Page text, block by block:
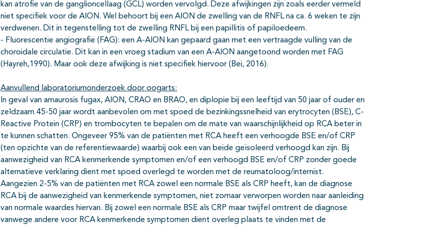
kan atrofie van de ganglioncellaag (GCL) worden vervolgd. Deze afwijkingen zijn zoals eerder vermeld
niet specifiek voor de AION. Wel behoort bij een AION de zwelling van de RNFL na ca. 6 weken te zijn
verdwenen. Dit in tegenstelling tot de zwelling RNFL bij een papillitis of papiloedeem.
- Fluorescentie angiografie (FAG): een A-AION kan gepaard gaan met een vertraagde vulling van de
choroidale circulatie. Dit kan in een vroeg stadium van een A-AION aangetoond worden met FAG
(Hayreh,1990). Maar ook deze afwijking is niet specifiek hiervoor (Bei, 2016).
Aanvullend laboratoriumonderzoek door oogarts:
In geval van amaurosis fugax, AION, CRAO en BRAO, en diplopie bij een leeftijd van 50 jaar of ouder en
zeldzaam 45-50 jaar wordt aanbevolen om met spoed de bezinkingssnelheid van erytrocyten (BSE), C-
Reactive Protein (CRP) en trombocyten te bepalen om de mate van waarschijnlijkheid op RCA beter in
te kunnen schatten. Ongeveer 95% van de patiënten met RCA heeft een verhoogde BSE en/of CRP
(ten opzichte van de referentiewaarde) waarbij ook een van beide geïsoleerd verhoogd kan zijn. Bij
aanwezigheid van RCA kenmerkende symptomen en/of een verhoogd BSE en/of CRP zonder goede
alternatieve verklaring dient met spoed overlegd te worden met de reumatoloog/internist.
Aangezien 2-5% van de patiënten met RCA zowel een normale BSE als CRP heeft, kan de diagnose
RCA bij de aanwezigheid van kenmerkende symptomen, niet zomaar verworpen worden naar aanleiding
van normale waardes hiervan. Bij zowel een normale BSE als CRP maar twijfel omtrent de diagnose
vanwege andere voor RCA kenmerkende symptomen dient overleg plaats te vinden met de